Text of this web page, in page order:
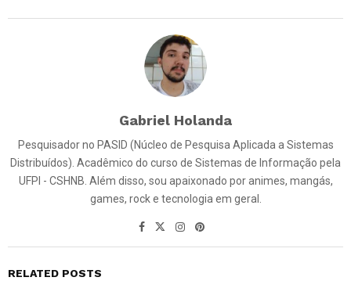
Gabriel Holanda
Pesquisador no PASID (Núcleo de Pesquisa Aplicada a Sistemas
Distribuídos). Acadêmico do curso de Sistemas de Informação pela
UFPI - CSHNB. Além disso, sou apaixonado por animes, mangás,
games, rock e tecnologia em geral.
RELATED POSTS